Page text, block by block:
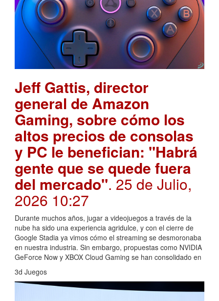
Jeff Gattis, director
general de Amazon
Gaming, sobre cómo los
altos precios de consolas
y PC le benefician: "Habrá
gente que se quede fuera
del mercado". 25 de Julio,
2026 10:27
Durante muchos años, jugar a videojuegos a través de la
nube ha sido una experiencia agridulce, y con el cierre de
Google Stadia ya vimos cómo el streaming se desmoronaba
en nuestra industria. Sin embargo, propuestas como NVIDIA
GeForce Now y XBOX Cloud Gaming se han consolidado en
3d Juegos